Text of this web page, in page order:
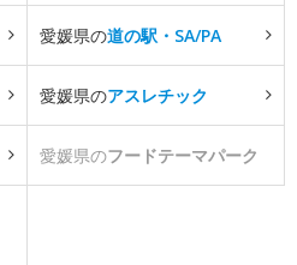
愛媛県の道の駅・SA/PA
愛媛県のアスレチック
愛媛県のフードテーマパーク